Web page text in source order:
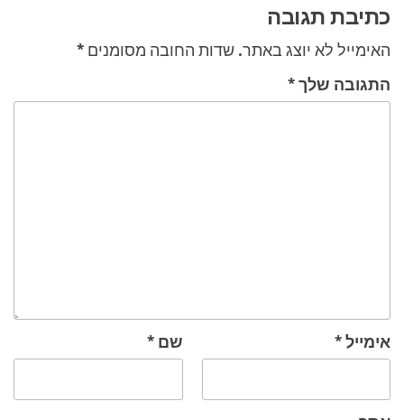
כתיבת תגובה
האימייל לא יוצג באתר. שדות החובה מסומנים *
התגובה שלך*
שם * אימייל*